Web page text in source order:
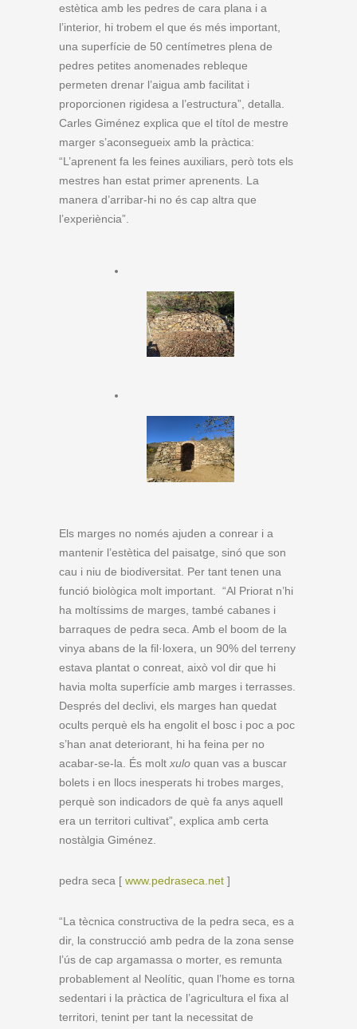
estètica amb les pedres de cara plana i a
l’interior, hi trobem el que és més important,
una superfície de 50 centímetres plena de
pedres petites anomenades rebleque
permeten drenar l’aigua amb facilitat i
proporcionen rigidesa a l’estructura”, detalla.
Carles Giménez explica que el títol de mestre
marger s’aconsegueix amb la pràctica:
“L’aprenent fa les feines auxiliars, però tots els
mestres han estat primer aprenents. La
manera d’arribar-hi no és cap altra que
l’experiència”.
Els marges no només ajuden a conrear i a
mantenir l’estètica del paisatge, sinó que son
cau i niu de biodiversitat. Per tant tenen una
funció biològica molt important. “Al Priorat n’hi
ha moltíssims de marges, també cabanes i
barraques de pedra seca. Amb el boom de la
vinya abans de la fil·loxera, un 90% del terreny
estava plantat o conreat, això vol dir que hi
havia molta superfície amb marges i terrasses.
Després del declivi, els marges han quedat
ocults perquè els ha engolit el bosc i poc a poc
s’han anat deteriorant, hi ha feina per no
acabar-se-la. És molt xulo quan vas a buscar
bolets i en llocs inesperats hi trobes marges,
perquè son indicadors de què fa anys aquell
era un territori cultivat”, explica amb certa
nostàlgia Giménez.
pedra seca [ www.pedraseca.net ]
“La tècnica constructiva de la pedra seca, es a
dir, la construcció amb pedra de la zona sense
l’ús de cap argamassa o morter, es remunta
probablement al Neolític, quan l’home es torna
sedentari i la pràctica de l’agricultura el fixa al
territori, tenint per tant la necessitat de